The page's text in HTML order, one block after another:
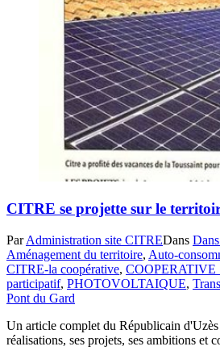
CITRE se projette sur le
ParAdministration site CITREDans
Aménagement du territoire, Auto-
CITRE-la coopérative, COOPERATIVE
participatif, PHOTOVOLTAIQUE,
Pont du Gard
Un article complet du Républicain
réalisations, ses projets, ses ambitions et